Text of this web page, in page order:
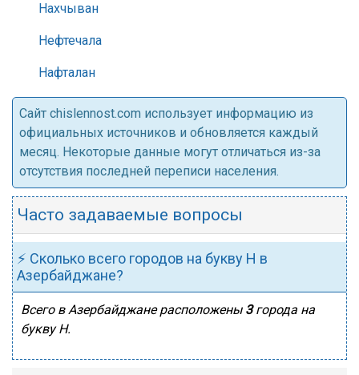
Нахчыван
Нефтечала
Нафталан
Cайт chislennost.com использует информацию из
официальных источников и обновляется каждый
месяц. Некоторые данные могут отличаться из-за
отсутствия последней переписи населения.
Часто задаваемые вопросы
⚡ Сколько всего городов на букву Н в
Азербайджане?
Всего в Азербайджане расположены 3города на
букву Н.